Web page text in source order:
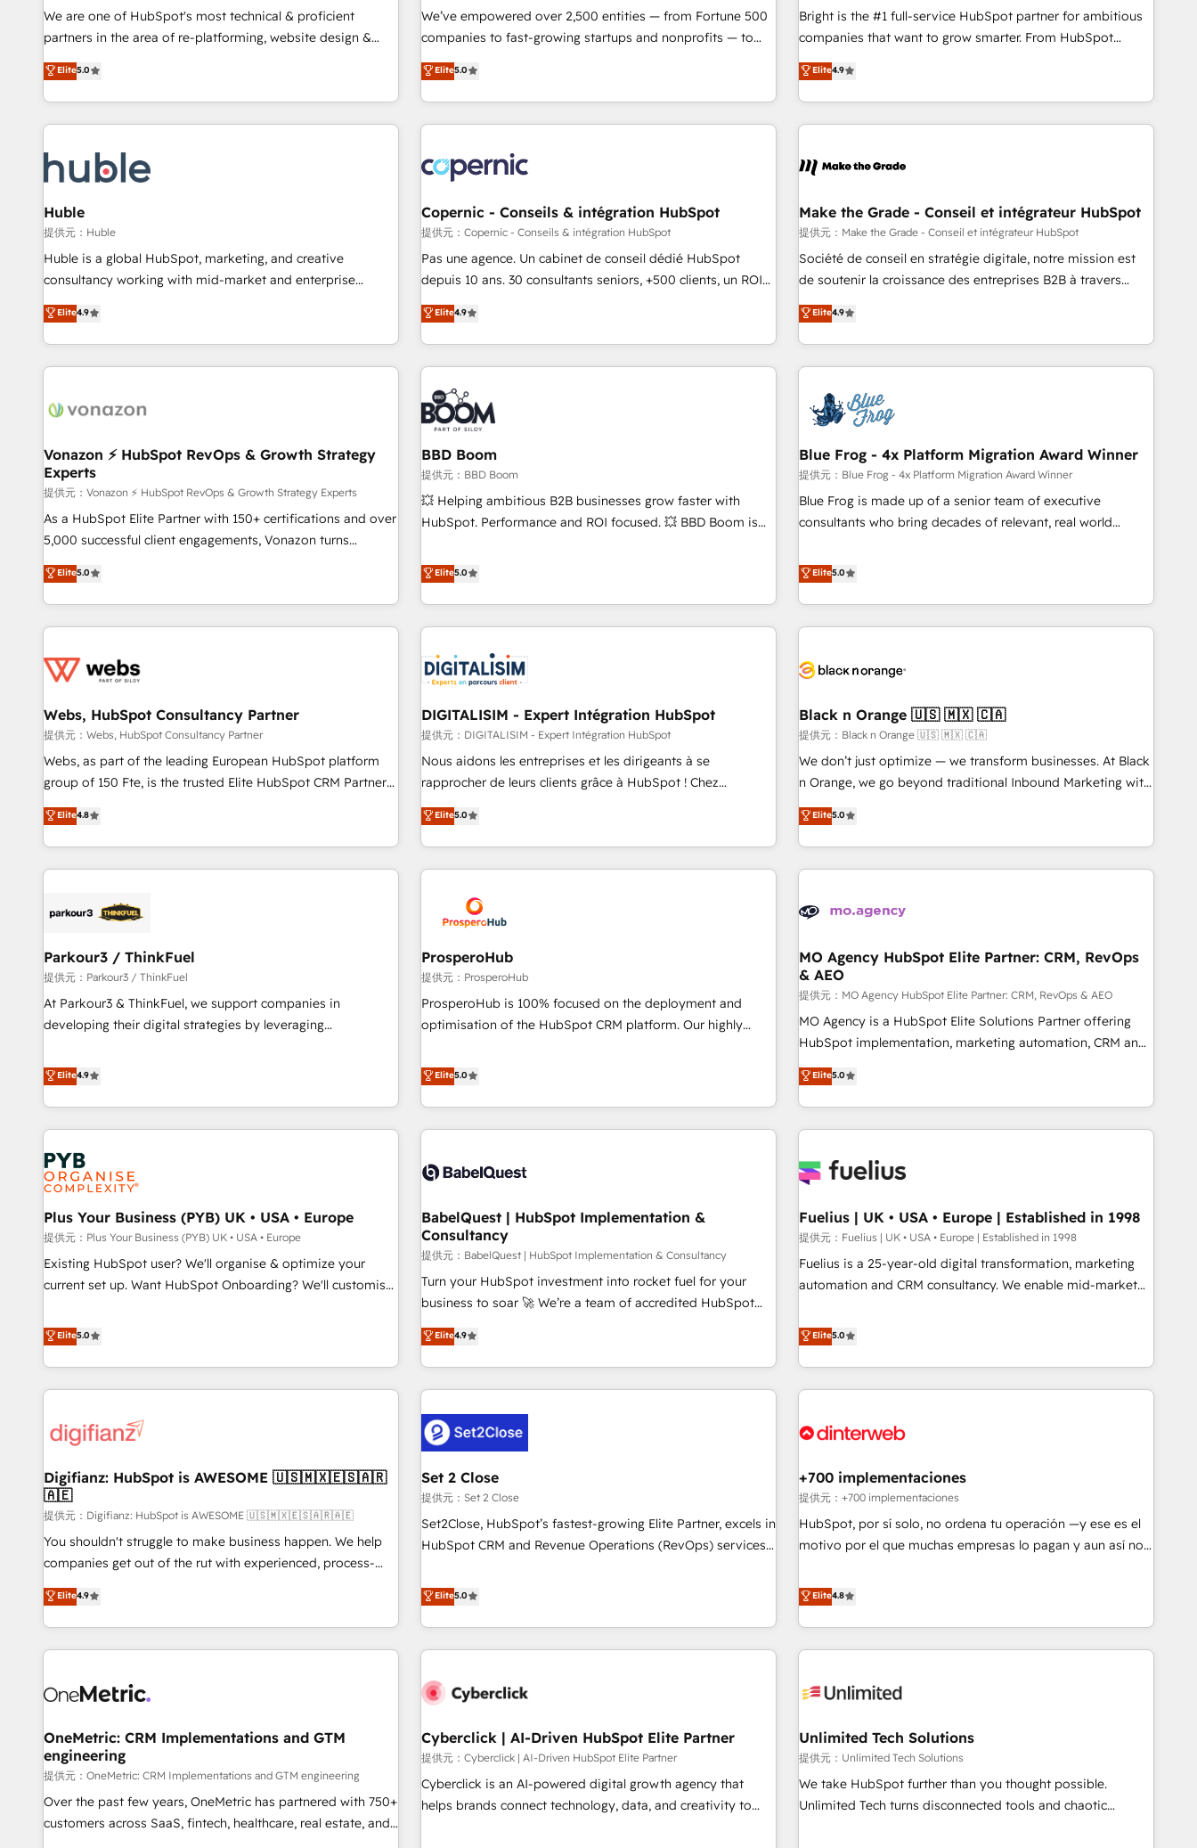
and service to drive sustainable growth With 6 key
HubSpot accreditations and experience across hundreds of
one of our globally integrated teams has worked with
clients just like you Let’s explore whether S2 is the partner
qualification. Leveraging technology, data analytics, CRM
optimization, and inbound marketing tactics, we focus on
us to unlock your business's full potential and achieve
sustained growth in today's competitive market.
We are one of HubSpot's most technical & proficient
partners in the area of re-platforming, website design &
development. We specialize in multi-hub implementations
for mid-market & enterprise companies. We are woman-
owned, powered by coffee, and we ❤️ dogs. We produce
award-winning work for our clients. 🏆2023 Technical
Award 🏆2022 Platform Migration Excellence Impact Award
🏆2020 Elite Solutions Partner 🏆2019 Integrations HubSpot
Impact Award 🏆2019 Marketing Enablement HubSpot
Impact Award 🏆2018 Website Design HubSpot Impact
Award 🏆2017 Website Design HubSpot Impact Award 🏆
2016 Growth-Driven Design Agency of the Year 🏆2016
Driven Design Agency of the Year 🏆2015 Became the 5th
Agency to reach Diamond 🏆2014 HubSpot COS
Became a HubSpot Partner 📆Founded in 1997
Elite5.0
We’ve empowered over 2,500 entities — from Fortune 500
companies to fast-growing startups and nonprofits — to
streamline operations, scale revenue, and unlock the full
potential of HubSpot. With deep technical and industry
expertise, we fuse automation, integration, and AI
innovation to deliver lasting impact. We specialize in: •
Onboarding for Sales, Service, Marketing & Content Hubs •
AI voice and chat agents, predictive automation, and smart
workflows • Salesforce + HubSpot integration • Website
design and CMS development • ERP integration: SAP,
NetSuite, Microsoft Dynamics, … • Data cleansing and CRM
migration from any platform • Client/member portals built
and complex integrations: SAM.gov, GovWin, QuickBooks,
PandaDoc, ClickUp, Shopify, Mapsly, WooCommerce,
Elite5.0
Bright is the #1 full-service HubSpot partner for ambitious
companies that want to grow smarter. From HubSpot
onboarding, to training, from developing a new website to
lead generation and digital marketing; we do it all (and with
great results)! In short, our services include: - HubSpot
consultancy: onboarding, training, data migration - HubSpot
Marketing & sales solutions: digital marketing, advertising,
and technology to improve customer experiences. With our
bright people, exciting ideas and can-do mentality, we
ensure revenue growth on a daily basis. So tell us your
challenge; our passionate and growth driven team of 100+
www.brightdigital.com
Elite4.9
Huble
提供元：Huble
Huble is a global HubSpot, marketing, and creative
consultancy working with mid-market and enterprise
businesses. We go beyond implementation, shaping the
strategy, processes, and teams that turn HubSpot into a
genuine growth engine. Named HubSpot's Global Partner of
the Year in 2024, consistently ranked among their top 5
ecosystem, Huble has built a track record that speaks for
offices and consulting teams in the UK, USA, Canada,
Germany, France, Belgium, Singapore, and South Africa.
Certified compliant with ISO/IEC 27001:2022 and ISO
9001:2015 across all seven international offices and 175+
employees.
Elite4.9
Copernic - Conseils & intégration HubSpot
提供元：Copernic - Conseils & intégration HubSpot
Pas une agence. Un cabinet de conseil dédié HubSpot
depuis 10 ans. 30 consultants seniors, +500 clients, un ROI
mesurable. Notre mission : faire de HubSpot un vrai levier
de performance pour votre organisation. Cela passe par la
compréhension de vos processus, la fiabilisation de vos
données et l'alignement de vos équipes — avant même
d'ouvrir la plateforme. Nos domaines d'intervention : -
Intégration & paramétrage HubSpot - Migration CRM &
reprise de données - Stratégie RevOps & alignement
Marketing / Sales - Data, reporting & tableaux de bord -
Onboarding, audit & optimisation - Intégrations métiers
(ERP, téléphonie, e-commerce) - Formation &
accompagnement au changement Nous intervenons auprès
industrie, éducation, banque & assurance, transport &
logistique.
Elite4.9
Make the Grade - Conseil et intégrateur HubSpot
提供元：Make the Grade - Conseil et intégrateur HubSpot
Société de conseil en stratégie digitale, notre mission est
de soutenir la croissance des entreprises B2B à travers
l’acquisition de nouveaux clients, l'intégration CRM et le
développement des revenus auprès de vos comptes
existants. En France et à l'international, nous travaillons
avec des ETI ambitieuses, des grands groupes voulant aller
florissantes. Nos 3 grandes expertises sont : ➤ L’intégration
de CRM et de méthodologie RevOps pour aligner les
équipes marketing, commerciales et support client (data
migration, synchronisation API, audit et maintenance) ➤ La
création de sites internet de conversion qui transforment
les visiteurs en opportunités d'affaires ➤ La mise en place
clés : - 10 ans d'expérience - 100+ intégrations CRM
HubSpot réussies - 40 experts conseil - 150 certifications
Elite4.9
Vonazon ⚡ HubSpot RevOps & Growth Strategy
Experts
提供元：Vonazon ⚡ HubSpot RevOps & Growth Strategy Experts
As a HubSpot Elite Partner with 150+ certifications and over
5,000 successful client engagements, Vonazon turns
marketing complexity into measurable, scalable growth.
From onboarding to enterprise-grade campaigns, our in-
house team builds scalable strategies that drive long-term
revenue. ⚙️ HubSpot Integration & Optimization • Seamless
migrations and data cleanups • Custom APIs and third-party
marketing and pipeline growth programs • Sales
enablement tools and CRM optimization • Retention
strategies with customer journey mapping 🏅 Elite-Level
HubSpot Execution • 750+ onboardings and 2,000+
and service hubs • Built-in flexibility for startups to global
brands
Elite5.0
BBD Boom
提供元：BBD Boom
💥 Helping ambitious B2B businesses grow faster with
HubSpot. Performance and ROI focused. 💥 BBD Boom is
We work with your teams to solve all your HubSpot
challenges and improve user adoption, sales process and
marketing results. Services 📚 Onboarding your team to
HubSpot for the first time 🔧 Designing and optimising your
HubSpot set-up for better results 🌐 Website design and
build using HubSpot 🔌 Integrating HubSpot with other
Lead generation services using HubSpot Why us? - SIX
HubSpot Accreditations - awarded by HubSpot after a
rigorous process for CRM, Solutions Architecture,
Onboarding , Data Migration, Custom Integration & Platform
Top 1% of partners worldwide -In-house team of 25+
experts Contact us today to help you get more from your
Elite5.0
Blue Frog - 4x Platform Migration Award Winner
提供元：Blue Frog - 4x Platform Migration Award Winner
Blue Frog is made up of a senior team of executive
consultants who bring decades of relevant, real world
trusted partner in HubSpot's ecosystem for a reason. Their
team brings over a decade of experience to the table, along
with deep knowledge of the HubSpot platform and
strategies for driving growth. They are committed to
their unique business needs. We are thrilled to have Blue
customers!" - Yamini Rangan, CEO of HubSpot “Our
experience with the team at Blue Frog has been nothing
short of extraordinary. Their years of experience and quality
of skilled staff has earned them a trusted reputation within
delivering remarkable experiences for our most
sophisticated clients.” - Brian Garvey, VP, Solutions Partner
Elite5.0
Webs, HubSpot Consultancy Partner
提供元：Webs, HubSpot Consultancy Partner
Webs, as part of the leading European HubSpot platform
group of 150 Fte, is the trusted Elite HubSpot CRM Partner
offering you a roadmap on maximizing EBITDA and
achieving Commercial Excellence. With our targeted
processes, we strengthen your digital transformation and
minimize costs. As HubSpot's Advanced Accredited CRM
business forward. Since 2015 we are fully dedicated to
with reputable companies in B2B sectors such as
manufacturing, SaaS and business services. We prepare a
customized business case that demonstrates the value and
impact of your digital transformation, including a detailed
partnership. Together, we embark on a transformational
journey that sets your business up for long-term success.
Elite4.8
DIGITALISIM - Expert Intégration HubSpot
提供元：DIGITALISIM - Expert Intégration HubSpot
Nous aidons les entreprises et les dirigeants à se
rapprocher de leurs clients grâce à HubSpot ! Chez
DIGITALISIM, nous avons l'intime conviction que la réussite
des entreprises passe par l’innovation web, le marketing
digital, et la relation client ! C'est pourquoi, nos experts sont
à la fois capables de gérer votre projet de création de site
pilotage et l'intégration d'HubSpot ! Les grandes phases
d'un projet HubSpot avec DIGITALISIM : 🧽 Nettoyage,
migration et intégration des bases de données. 🚀
Développement des interfaces avec vos logiciels métiers ⚙️
Configuration de la plateforme HubSpot 📈 Configuration
de rapports et tableaux de bord 🤝 Book Process &
Elite5.0
Black n Orange 🇺🇸 🇲🇽 🇨🇦
提供元：Black n Orange 🇺🇸 🇲🇽 🇨🇦
We don’t just optimize — we transform businesses. At Black
n Orange, we go beyond traditional Inbound Marketing with
our exclusive methodologies: BOOMS and BOOST. Together,
they form a powerful combination that has driven success
for over 800 businesses worldwide. As Elite HubSpot
Partners, we specialize in crafting high-performance growth
and revenue intelligence to help companies scale faster and
With BOOMS, you invest in 100% of your buyers,
accelerating your growth and positioning yourself as an
undisputed leader. 🔹 BOOST: Optimize your digital
transformation process A methodology designed to
implement HubSpot effectively and optimize your digital
rating of 4.9/5 and a proven track record of business
transformation, our growth-first approach has helped
Elite5.0
Parkour3 / ThinkFuel
提供元：Parkour3 / ThinkFuel
At Parkour3 & ThinkFuel, we support companies in
developing their digital strategies by leveraging
processes to generate growth. Our offer spans from
Strategy to Operations. We specialize in CRM onboarding
and implementation, web design, sales & marketing
automation, and digital marketing. With extensive
experience working with tech companies and
manufacturers since 2002, we are committed to
empowering our clients and developing their autonomy. Get
to grips with HubSpot through guided implementation and
seamless integration of the CRM platform into your digital
ecosystem. Would you like support in deploying your
inbound marketing strategy? We'll provide support tailored
we are part of the most certified Canadian agencies, and we
both hold Onboarding Accreditations. Based in Canada
(coast to coast), our services are offered in both English &
French.
Elite4.9
ProsperoHub
提供元：ProsperoHub
ProsperoHub is 100% focused on the deployment and
optimisation of the HubSpot CRM platform. Our highly
achieve maximum adoption and ROI from your HubSpot
investment. Use our extensive HubSpot, sales, marketing,
service and integrations expertise to lead your team on
their HubSpot journey, design and implement your
life. Our collaborative approach keeps you in control whilst
have successfully supported over 500 organisations with
HubSpot implementation, optimisation, training, and
adoption assurance. Our tried and tested Roadmap
methodology will ensure that you receive the best
deployment experience possible. Whether you are new to
HubSpot or seeking to turn around a poor install, our team
have the change management expertise to deliver the
solutions you need.
Elite5.0
MO Agency HubSpot Elite Partner: CRM, RevOps
& AEO
提供元：MO Agency HubSpot Elite Partner: CRM, RevOps & AEO
MO Agency is a HubSpot Elite Solutions Partner offering
HubSpot implementation, marketing automation, CRM and
RevOps consulting, data architecture, sales enablement,
lifecycle automation, lead scoring and revenue reporting.
HubSpot, Salesforce and integrated enterprise stacks.
Digital Marketing, Answer Engine Optimisation, and
Content Hub, WordPress development, B2B SEO, paid
led companies across technology, professional services,
financial services and industrial sectors. Offices in
Johannesburg, Cape Town and London. 500+ HubSpot CRM
implementations delivered. AI visibility coverage across
HubSpot Impact Award - Integrations Innovation HubSpot
Impact Award - Platform Migration Excellence HubSpot
Elite5.0
Plus Your Business (PYB) UK • USA • Europe
提供元：Plus Your Business (PYB) UK • USA • Europe
Existing HubSpot user? We'll organise & optimize your
current set up. Want HubSpot Onboarding? We'll customise
to our Profile! We can help with... • CRM implementation,
reports & workflows, and team training • CRM migration:
Salesforce, Pipedrive, Dynamics etc • Technical projects inc.
Custom API integrations & ERP systems inc. SAP and
skilled members) • 150+ Clients for Sales Hub, Marketing
27001:2022, ISO 9001:2015 and now... ISO 42001: 2023
certified • Exclusive AI 'GuardHub' governance framework,
based on ISO 42001 - helping you 'organise complexity'
𝗥𝗲𝗮𝗱𝘆 𝗳𝗼𝗿 𝘁𝗵𝗲 𝗻𝗲𝘅𝘁 𝘀𝘁𝗲𝗽? Click the 👈 '𝗖𝗼𝗻𝘁𝗮𝗰𝘁
𝗯𝘂𝘀𝗶𝗻𝗲𝘀𝘀' button to get in touch (𝘸𝘦'𝘳𝘦 𝘴𝘶𝘱𝘦𝘳 𝘳𝘦𝘴𝘱𝘰𝘯𝘴𝘪𝘷𝘦)
Elite5.0
BabelQuest | HubSpot Implementation &
Consultancy
提供元：BabelQuest | HubSpot Implementation & Consultancy
Turn your HubSpot investment into rocket fuel for your
business to soar 🚀 We’re a team of accredited HubSpot
experts ready to help you. We can implement the platform
into complex business environments, optimise what you've
got and make sure you can actually use it, build your
website in HubSpot or create an inbound marketing
G-Cloud 14 CCS (Crown Commercial Service) framework,
meaning we've been accredited by HubSpot and vetted by
the CCS, which means we can support public sector
companies as well the other ones listed in our profile. Our
services: - HubSpot implementation - HubSpot CMS
website build We can do lots of things. But everything we
customers - Make better decisions with data - Find a new
voice and reach more people - Get the most out of your
Elite4.9
Fuelius | UK • USA • Europe | Established in 1998
提供元：Fuelius | UK • USA • Europe | Established in 1998
Fuelius is a 25-year-old digital transformation, marketing
automation and CRM consultancy. We enable mid-market
and fuel their growth. We modernise platforms, streamline
operations that are causing inefficiencies, improve
customer experiences, integrate systems, and supercharge
revenue operations Key services: • CRM Implementation •
Development • RevOps & Sales Consulting • Marketing
HubSpot agencies ⚙️ The strongest technical ability and
integration capabilities 💼 Consultative, long-term partners
who will embed ourselves into your business, processes
and systems 🏢 We specialise in working with mid-market
those with complex use cases 🏆 CRM Implementation,
Platform Enablement, Custom Integration and Onboarding
Accredited 🔐 ISO27001 & ISO9001 Certified
Elite5.0
Digifianz: HubSpot is AWESOME 🇺🇸🇲🇽🇪🇸🇦🇷
🇦🇪
提供元：Digifianz: HubSpot is AWESOME 🇺🇸🇲🇽🇪🇸🇦🇷🇦🇪
You shouldn't struggle to make business happen. We help
companies get out of the rut with experienced, process-
oriented teams implementing HubSpot Marketing, Sales,
Service, CMS and Operations Hub, so selling and actually
engaging with your customers feels easy and pain-free. We
are a top ranked HubSpot Elite Partner, winner of Rookie of
HubSpot Reviews and 4.9/5 rating in Clutch Reviews.
home improvement & construction, branding and
commercialization, real estate, health, education, SaaS,
Software Dev & IT and consulting, make the most out of
their HubSpot experience operating in the United States,
EU, UAE, Mexico and Latin America. From casual user to
Elite4.9
Set 2 Close
提供元：Set 2 Close
Set2Close, HubSpot’s fastest-growing Elite Partner, excels in
HubSpot CRM and Revenue Operations (RevOps) services
Partner, we specialize in custom HubSpot CRM solutions.
Our experts design, implement, and optimize systems to
enhance user experience, functionality, and adoption across
sales, marketing, and service teams. From setup to
management, and speed up deal closures. With 500+
HubSpot CRM drives measurable results. Our RevOps
services align your sales, marketing, and customer success
teams for peak performance. We optimize the revenue
lifecycle—lead generation to retention—by refining
Elite5.0
+700 implementaciones
提供元：+700 implementaciones
HubSpot, por sí solo, no ordena tu operación —y ese es el
motivo por el que muchas empresas lo pagan y aun así no
confiables, datos que no permiten decidir bien, y
decisiones que no logran mejorar los procesos. Y así, vuelta
tras vuelta, el negocio gira sin avanzar —un problema que
tiene menos que ver con el CRM y más con cómo opera la
operación paso a paso, sin frenarla, con la adopción que
hay algo más: cada proceso que ordenás construye el
contexto real de cómo opera tu empresa —lo único que no
se compra ni se copia—. En un mundo donde todos tendrán
la misma IA, va a ganar quien tenga el mejor contexto para
Elite4.8
OneMetric: CRM Implementations and GTM
engineering
提供元：OneMetric: CRM Implementations and GTM engineering
Over the past few years, OneMetric has partnered with 750+
customers across SaaS, fintech, healthcare, real estate, and
Cyberclick | AI-Driven HubSpot Elite Partner
提供元：Cyberclick | AI-Driven HubSpot Elite Partner
Cyberclick is an AI-powered digital growth agency that
helps brands connect technology, data, and creativity to
Unlimited Tech Solutions
提供元：Unlimited Tech Solutions
We take HubSpot further than you thought possible.
Unlimited Tech turns disconnected tools and chaotic